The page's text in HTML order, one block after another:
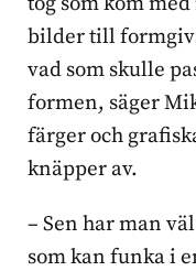
bilder till
vad som skulle
formen, säger
färger och
knäpper av.
– Sen har man
som kan funka i